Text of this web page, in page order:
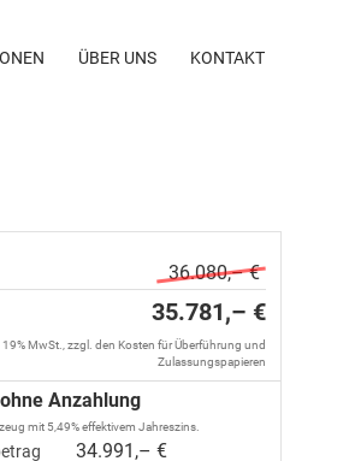
ÜBER UNS KONTAKT
36.080,– €
35.781,– €
19% MwSt., zzgl. den Kosten für Überführung und
Zulassungspapieren
Anzahlung
mit 5,49% effektivem Jahreszins.
34.991,– €